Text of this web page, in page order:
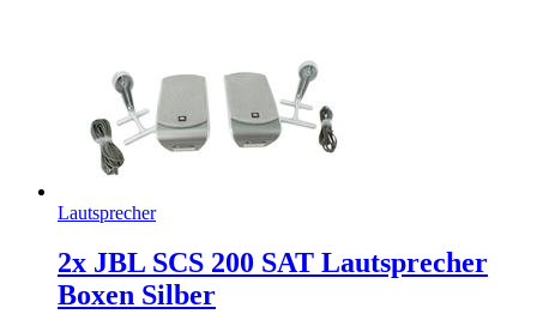
Lautsprecher
2x JBL SCS 200 SAT Lautsprecher
Boxen Silber